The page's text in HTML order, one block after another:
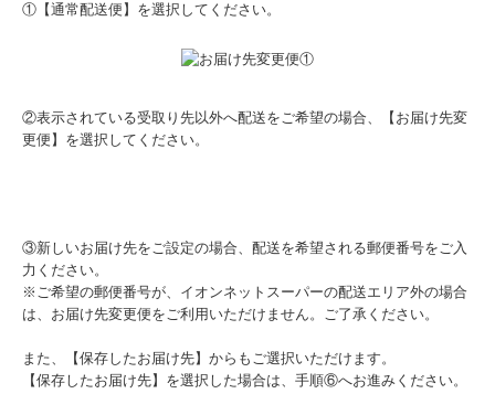
①【通常配送便】を選択してください。
②表示されている受取り先以外へ配送をご希望の場合、【お届け先変
更便】を選択してください。
③新しいお届け先をご設定の場合、配送を希望される郵便番号をご入
力ください。
※ご希望の郵便番号が、イオンネットスーパーの配送エリア外の場合
は、お届け先変更便をご利用いただけません。ご了承ください。
また、【保存したお届け先】からもご選択いただけます。
【保存したお届け先】を選択した場合は、手順⑥へお進みください。